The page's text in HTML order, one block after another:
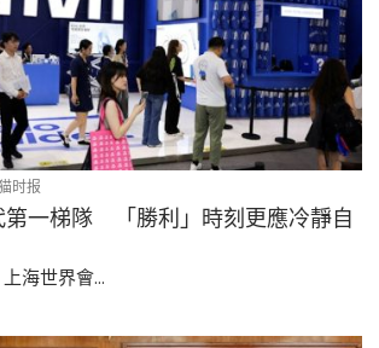
时报
第一梯隊 「勝利」時刻更應冷靜自
海世界會...